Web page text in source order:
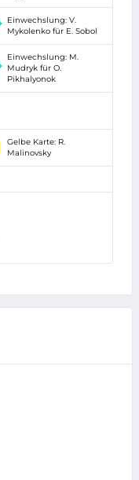
Einwechslung: V.
Mykolenko für E. Sobol
Einwechslung: M.
Mudryk für O.
Pikhalyonok
Gelbe Karte: R.
Malinovsky